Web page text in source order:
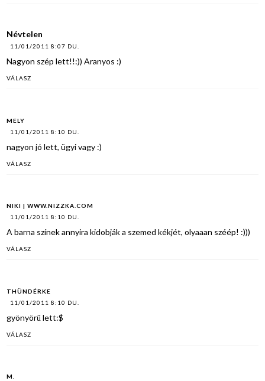
Névtelen
11/01/2011 8:07 DU.
Nagyon szép lett!!:)) Aranyos :)
VÁLASZ
MELY
11/01/2011 8:10 DU.
nagyon jó lett, ügyi vagy :)
VÁLASZ
NIKI | WWW.NIZZKA.COM
11/01/2011 8:10 DU.
A barna színek annyira kidobják a szemed kékjét, olyaaan széép! :)))
VÁLASZ
THÜNDÉRKE
11/01/2011 8:10 DU.
gyönyörű lett:$
VÁLASZ
M.